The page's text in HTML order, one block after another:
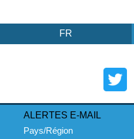
FR
ALERTES E-MAIL
Pays/Région